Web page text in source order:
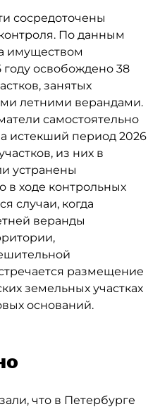
сосредоточены
По данным
имуществом
году освобождено 38
занятых
летними верандами.
самостоятельно
истекший период 2026
из них в
устранены
в ходе контрольных
случаи, когда
веранды
размещение
земельных участках
оснований.
что в Петербурге